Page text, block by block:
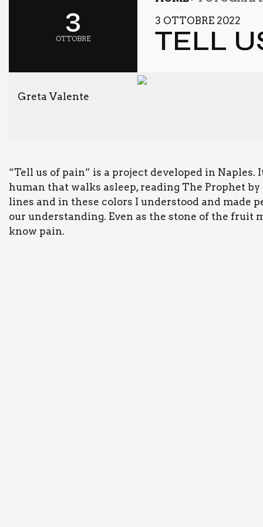
3
OTTOBRE
3 OTTOBRE 2022
TELL
Greta Valente
“Tell us of pain” is a pro­ject deve­lo­ped in
human that walks asleep, rea­ding The Pro­phet
lines and in the­se colors I under­stood and made
our under­stan­ding. Even as the sto­ne of the fruit
know pain.